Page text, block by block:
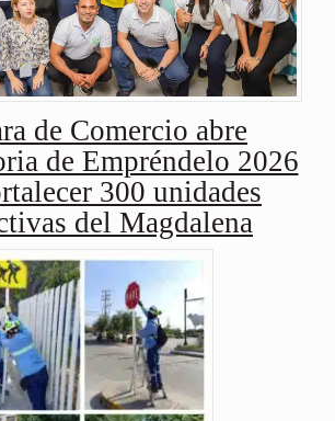
de Comercio abre
de Empréndelo 2026
300 unidades
del Magdalena